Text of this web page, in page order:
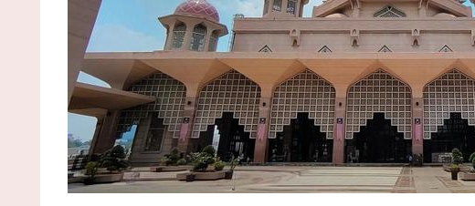
悪の組織にちんぽ怪人に改造されたやる夫のお話
第4話 / まとめるZ NEW! (8/6 20:04)
やる夫はマジカルチンポで生き抜かないといけない
ようです 小話「良家のお嬢様がこんな格好を無意識
に選んでいたとか」 / まとめるZ NEW! (8/6 20:04)
【アニメ】『ヤニねこ』の喫煙や覚醒剤の注射シー
ン、青少年への影響をめぐってBPOで問題視「社会的
な問題になっている時に紛らわしいことをするな」 /
まとめるZ NEW! (8/6 20:04)
【あんこ】バーニィは第1小隊のフォワードのようで
す【機動警察パトレイバー】 絶対グリフォン計画とか
【
焼
【
手
16:00)
が